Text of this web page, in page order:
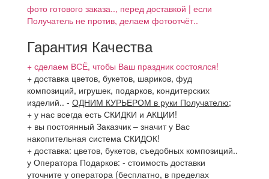
фото готового заказа.., перед доставкой | если
Получатель не против, делаем фотоотчёт..
Гарантия Качества
+ сделаем ВСЁ, чтобы Ваш праздник состоялся!
+ доставка цветов, букетов, шариков, фуд
композиций, игрушек, подарков, кондитерских
изделий.. - ОДНИМ КУРЬЕРОМ в руки Получателю;
+ у нас всегда есть СКИДКИ и АКЦИИ!
+ вы постоянный Заказчик – значит у Вас
накопительная система СКИДОК!
+ доставка: цветов, букетов, съедобных композиций..
у Оператора Подарков: - стоимость доставки
уточните у оператора (бесплатно, в пределах